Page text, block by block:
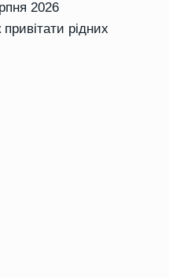
2026
рідних